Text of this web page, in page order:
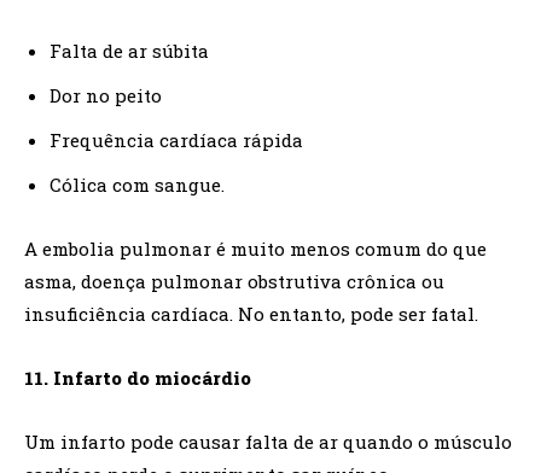
Falta de ar súbita
Dor no peito
Frequência cardíaca rápida
Cólica com sangue.
A embolia pulmonar é muito menos comum do que
asma, doença pulmonar obstrutiva crônica ou
insuficiência cardíaca. No entanto, pode ser fatal.
11. Infarto do miocárdio
Um infarto pode causar falta de ar quando o músculo